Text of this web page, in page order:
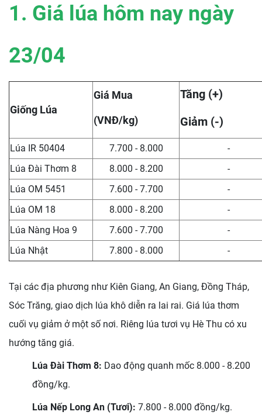
1. Giá lúa hôm nay ngày
23/04
Giống Lúa
Giá Mua
(VNĐ/kg)
Tăng (+)
Giảm (-)
Lúa IR 50404 7.700 - 8.000
-
Lúa Đài Thơm 8
8.000 - 8.200
-
Lúa OM 5451
7.600 - 7.700
-
Lúa OM 18
8.000 - 8.200
-
Lúa Nàng Hoa 9
7.600 - 7.700
-
Lúa Nhật
7.800 - 8.000 -
Tại các địa phương như Kiên Giang, An Giang, Đồng Tháp,
Sóc Trăng, giao dịch lúa khô diễn ra lai rai. Giá lúa thơm
cuối vụ giảm ở một số nơi. Riêng lúa tươi vụ Hè Thu có xu
hướng tăng giá.
Lúa Đài Thơm 8: Dao động quanh mốc 8.000 - 8.200
đồng/kg.
Lúa Nếp Long An (Tươi): 7.800 - 8.000 đồng/kg.